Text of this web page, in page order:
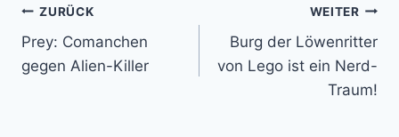
Beitragsnavigation
ZURÜCK
Prey: Comanchen
gegen Alien-Killer
WEITER
Burg der Löwenritter
von Lego ist ein Nerd-
Traum!